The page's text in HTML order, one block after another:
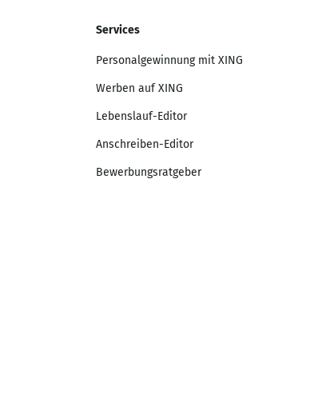
Services
Personalgewinnung mit XING
Werben auf XING
Lebenslauf-Editor
Anschreiben-Editor
Bewerbungsratgeber